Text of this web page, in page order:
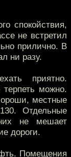
спокойствия,
не встретил
прилично. В
ни разу.
приятно.
можно.
местные
Отдельные
не мешает
дороги.
Помещения